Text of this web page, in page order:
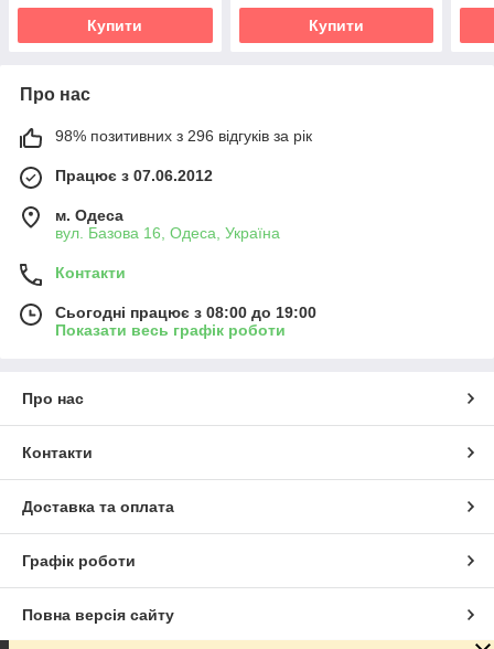
Купити Купити
Про нас
98% позитивних з 296 відгуків за рік
Працює з 07.06.2012
м. Одеса
вул. Базова 16, Одеса, Україна
Контакти
Сьогодні працює з 08:00 до 19:00
Показати весь графік роботи
Про нас
Контакти
Доставка та оплата
Графік роботи
Повна версія сайту